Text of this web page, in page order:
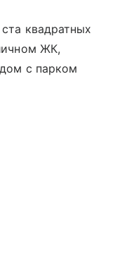
квадратных
ЖК,
с парком